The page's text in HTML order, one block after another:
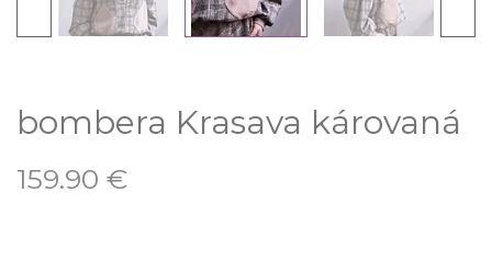
bombera Krasava károvaná
159.90 €